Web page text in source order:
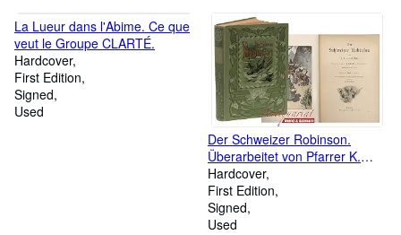
La Lueur dans l'Abime. Ce que
veut le Groupe CLARTÉ.
Hardcover
First Edition
Signed
Used
Der Schweizer Robinson.
Überarbeitet von Pfarrer K.
Schlenker unter Beihilfe und
mit Vorrede von Pfarrer Dr.
Engel.
Hardcover
First Edition
Signed
Used